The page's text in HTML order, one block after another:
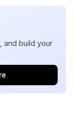
and build your